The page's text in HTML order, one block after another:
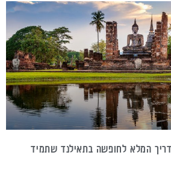
המלא לחופשה בתאילנד שתמיד